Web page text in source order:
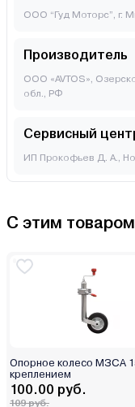
ООО “Гуд Моторс”, г.
Производитель
ООО «AVTOS»,
обл., РФ
Сервисный
ИП Прокофьев Д. А.,
С этим
Опорное колесо МЗСА
креплением
100.00 руб.
109 руб.